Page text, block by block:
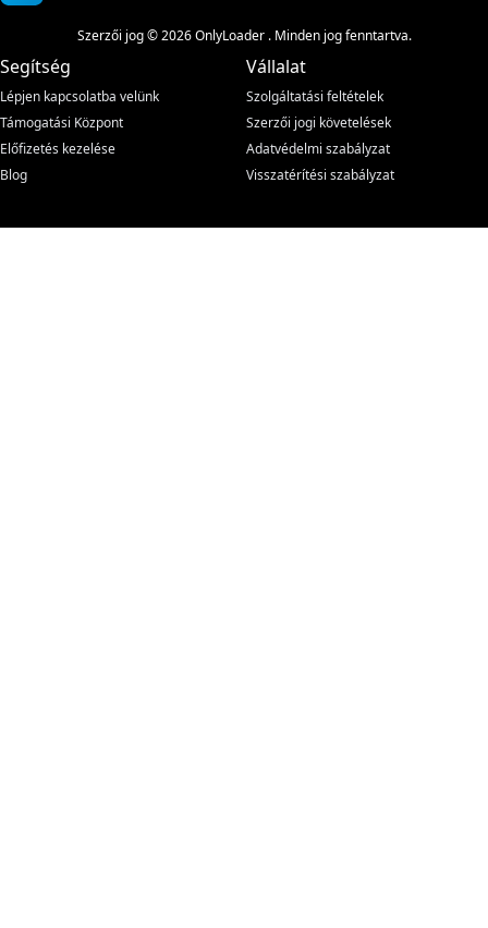
Szerzői jog © 2026 OnlyLoader . Minden jog fenntartva.
Segítség
Lépjen kapcsolatba velünk
Támogatási Központ
Előfizetés kezelése
Blog
Vállalat
Szolgáltatási feltételek
Szerzői jogi követelések
Adatvédelmi szabályzat
Visszatérítési szabályzat